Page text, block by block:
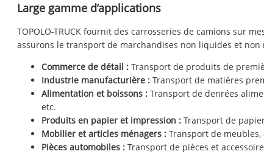
Large gamme d’applications
TOPOLO-TRUCK fournit des carrosseries de camions sur
assurons le transport de marchandises non liquides et non
Commerce de détail : Transport de produits de
Industrie manufacturière : Transport de matières
Alimentation et boissons : Transport de denrées
etc.
Produits en papier et impression : Transport de
Mobilier et articles ménagers : Transport de
Pièces automobiles : Transport de pièces et